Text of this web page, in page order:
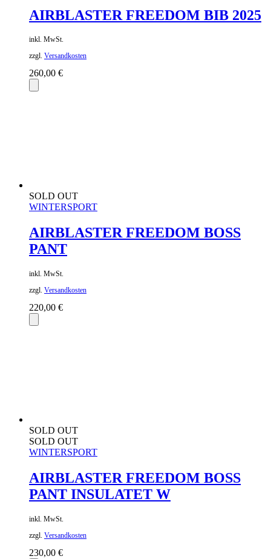
AIRBLASTER FREEDOM BIB 2025
inkl. MwSt.
zzgl. Versandkosten
260,00 €
SOLD OUT
WINTERSPORT
AIRBLASTER FREEDOM BOSS
PANT
inkl. MwSt.
zzgl. Versandkosten
220,00 €
SOLD OUT
SOLD OUT
WINTERSPORT
AIRBLASTER FREEDOM BOSS
PANT INSULATET W
inkl. MwSt.
zzgl. Versandkosten
230,00 €